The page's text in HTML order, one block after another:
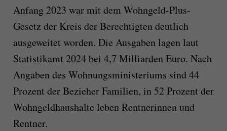
Anfang 2023 war mit dem Wohngeld-Plus-
Gesetz der Kreis der Berechtigten deutlich
ausgeweitet worden. Die Ausgaben lagen laut
Statistikamt 2024 bei 4,7 Milliarden Euro. Nach
Angaben des Wohnungsministeriums sind 44
Prozent der Bezieher Familien, in 52 Prozent der
Wohngeldhaushalte leben Rentnerinnen und
Rentner.